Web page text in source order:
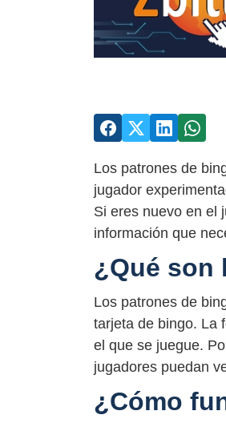
Los patrones de
jugador
Si eres nuevo en el
información que
¿Qué son
Los patrones de
tarjeta de bingo. La
el que se juegue.
jugadores puedan
¿Cómo